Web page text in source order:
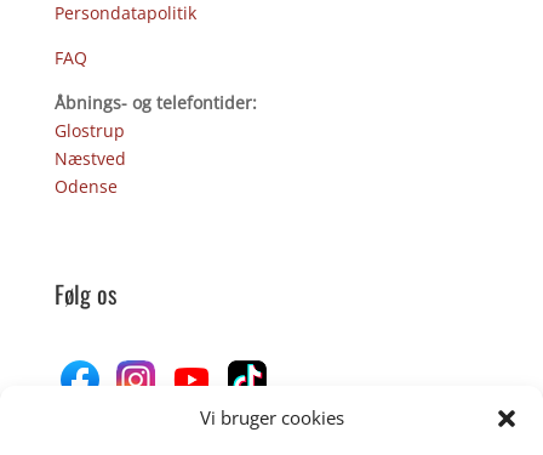
Vi bruger cookies
Persondatapolitik
FAQ
Åbnings- og telefontider:
Glostrup
Næstved
Odense
Følg os